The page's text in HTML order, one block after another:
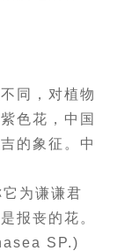
同，对植物
色花，中国
的象征。中
为谦谦君
报丧的花。
SP.)